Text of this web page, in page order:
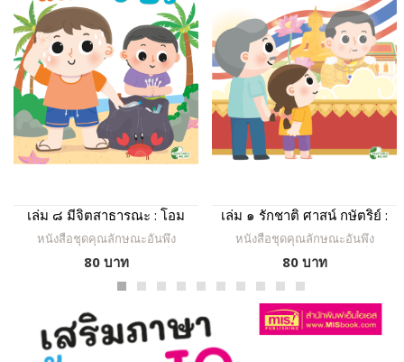
เล่ม ๘ มีจิตสาธารณะ : โอม
กับสายฟ้า นักล่าขยะ
หนังสือชุดคุณลักษณะอันพึง
ประสงค์ ๘ ประการ พัฒนาเด็กๆ
ให้มีคุณลักษณะอันพึงประสงค์
เพื่อให้สามารถอยู่ร่วมกับผู้อื่นใน
ฐานะพลเมืองและพลโลก ตาม
หลักสูตรแกนกลางการศึกษาขั้น
พื้นฐาน พุทธศักราช ๒๕๕๑
80 บาท
เล่ม ๑ รักชาติ ศาสน์ กษัตริย์ :
หนูรักเมืองไทย
หนังสือชุดคุณลักษณะอันพึง
ประสงค์ ๘ ประการ พัฒนาเด็กๆ
ให้มีคุณลักษณะอันพึงประสงค์
เพื่อให้สามารถอยู่ร่วมกับผู้อื่นใน
สังคมได้อย่างมีความสุข ทั้งใน
ฐานะพลเมืองและพลโลก ตาม
หลักสูตรแกนกลางการศึกษาขั้น
80 บาท